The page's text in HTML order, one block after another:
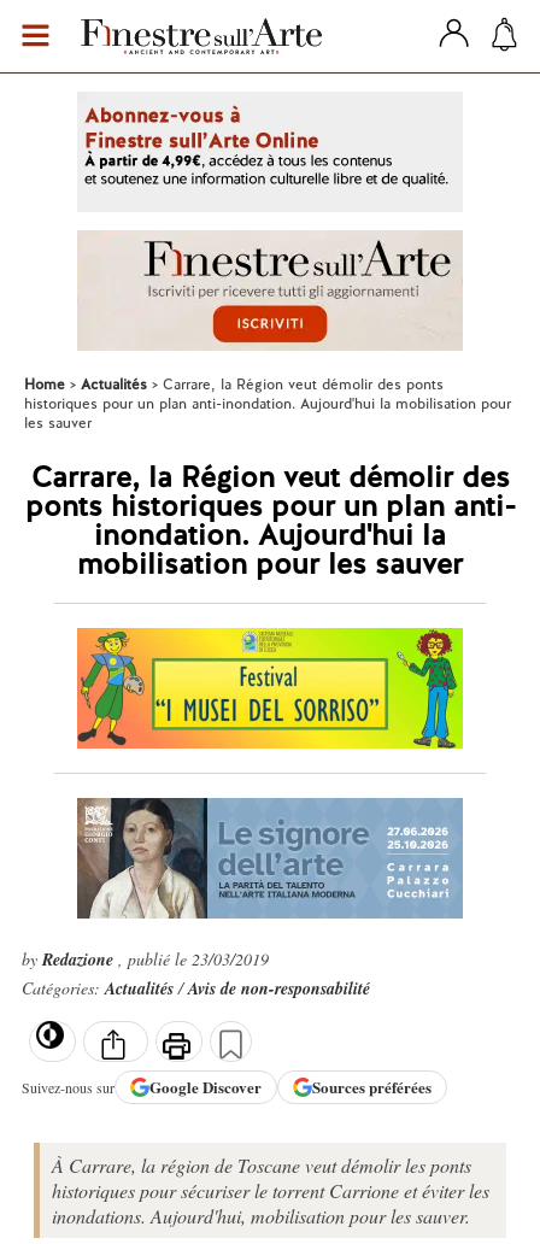
Home Actualités
Carrare, la Région veut démolir des ponts
historiques pour un plan anti-inondation. Aujourd'hui la mobilisation pour
les sauver
Carrare, la Région veut démolir des
ponts historiques pour un plan anti-
inondation. Aujourd'hui la
mobilisation pour les sauver
byRedazione , publié le 23/03/2019
Catégories:Actualités/Avis de non-responsabilité
Suivez-nous sur GoogleDiscover Sources préférées
À Carrare, la région de Toscane veut démolir les ponts
historiques pour sécuriser le torrent Carrione et éviter les
inondations. Aujourd'hui, mobilisation pour les sauver.